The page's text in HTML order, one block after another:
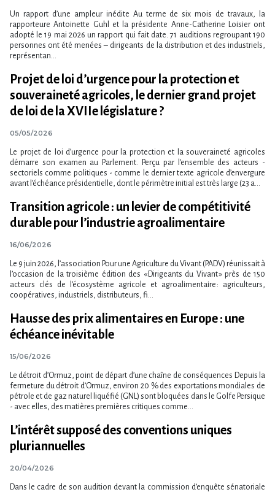
Un rapport d’une ampleur inédite Au terme de six mois de travaux, la
rapporteure Antoinette Guhl et la présidente Anne-Catherine Loisier ont
adopté le 19 mai 2026 un rapport qui fait date. 71 auditions regroupant 190
personnes ont été menées – dirigeants de la distribution et des industriels,
représentan...
Projet de loi d​‌’urgence pour la protection et
souveraineté agricoles, le dernier grand projet
de loi de la XVIIe législature ?
05/05/2026
Le projet de loi d​‌’urgence pour la protection et la souveraineté agricoles
démarre son examen au Parlement. Perçu par l​‌’ensemble des acteurs -
sectoriels comme politiques - comme le dernier texte agricole d​‌’envergure
avant l​‌’échéance présidentielle, dont le périmètre initial est très large (23 a...
Transition agricole : un levier de compétitivité
durable pour l’industrie agroalimentaire
16/06/2026
Le 9 juin 2026, l’association Pour une Agriculture du Vivant (PADV) réunissait à
l’occasion de la troisième édition des « Dirigeants du Vivant » près de 150
acteurs clés de l’écosystème agricole et agroalimentaire : agriculteurs,
coopératives, industriels, distributeurs, fi...
Hausse des prix alimentaires en Europe : une
échéance inévitable
15/06/2026
Le détroit d​‌’Ormuz, point de départ d​‌’une chaîne de conséquences Depuis la
fermeture du détroit d​‌’Ormuz, environ 20 % des exportations mondiales de
pétrole et de gaz naturel liquéfié (GNL) sont bloquées dans le Golfe Persique
- avec elles, des matières premières critiques comme...
L’intérêt supposé des conventions uniques
pluriannuelles
20/04/2026
Dans le cadre de son audition devant la commission d​‌’enquête sénatoriale